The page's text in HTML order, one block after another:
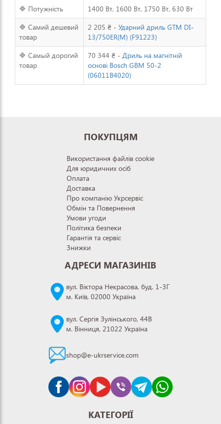
🔷 Потужність
1400 Вт, 1600 Вт, 1750 Вт, 630 Вт
🔷 Самий дешевий
товар
2 205 ₴ - Ударний дриль GTM DI-
13/750ER(M) (F91223)
🔷 Самый дорогий
товар
70 344 ₴ - Дриль на магнітній
основі Bosch GBM 50-2
(06011B4020)
ПОКУПЦЯМ
Використання файлів cookie
Для юридичних осіб
Оплата
Доставка
Про компанію Укрсервіс
Обмін та Повернення
Умови угоди
Політика безпеки
Гарантія та сервіс
Знижки
АДРЕСИ МАГАЗИНІВ
вул. Віктора Некрасова, буд. 1-3Г
м. Київ, 02000 Україна
вул. Сергія Зулінського, 44В
м. Вінниця, 21022 Україна
shop@e-ukrservice.com
КАТЕГОРІЇ